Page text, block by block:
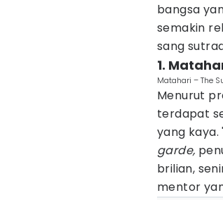
bangsa
semakin
sang
1.
Matahari – The
Menurut
terdapat
yang
garde,
brilian,
mentor